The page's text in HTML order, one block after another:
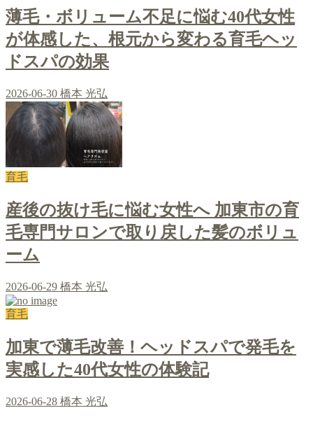
薄毛・ボリューム不足に悩む40代女性
が体感した、根元から変わる育毛ヘッ
ドスパの効果
2026-06-30 橋本 光弘
育毛
産後の抜け毛に悩む女性へ 加東市の育
毛専門サロンで取り戻した髪のボリュ
ーム
2026-06-29 橋本 光弘
育毛
加東で薄毛改善！ヘッドスパで発毛を
実感した40代女性の体験記
2026-06-28 橋本 光弘